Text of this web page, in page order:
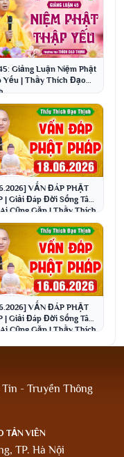
Giảng Luận Niệm Phật
Yếu | Thầy Thích Đạo
VẤN ĐÁP PHẬT
| Giải Đáp Đời Sống Tâm
Cũng Gặp | Thầy Thích
VẤN ĐÁP PHẬT
| Giải Đáp Đời Sống Tâm
Cũng Gặp | Thầy Thích
- Truyền Thông
TẢN VIÊN
TP. Hà Nội